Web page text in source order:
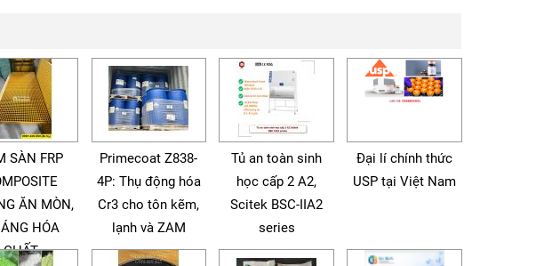
SÀN FRP
ĂN MÒN,
HÓA
CHẤT
Primecoat Z838-
4P: Thụ động hóa
Cr3 cho tôn kẽm,
lạnh và ZAM
Tủ an toàn sinh
học cấp 2 A2,
Scitek BSC-IIA2
series
Đại lí chính thức
USP tại Việt Nam